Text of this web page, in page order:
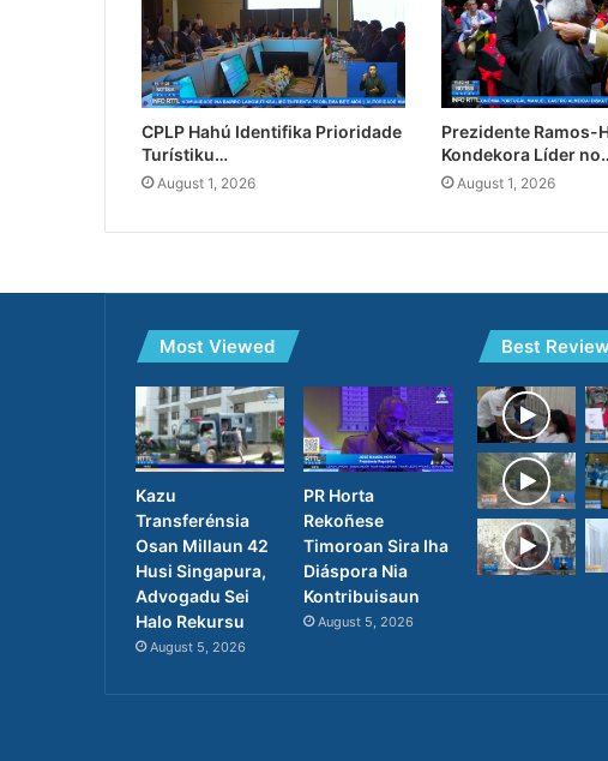
CPLP Hahú Identifika Prioridade
Turístiku…
August 1, 2026
Prezidente Ramos-
Kondekora Líder
August 1, 2026
Most Viewed
Kazu
Transferénsia
Osan Millaun 42
Husi Singapura,
Advogadu Sei
Halo Rekursu
August 5, 2026
PR Horta
Rekoñese
Timoroan Sira Iha
Diáspora Nia
Kontribuisaun
August 5, 2026
Best